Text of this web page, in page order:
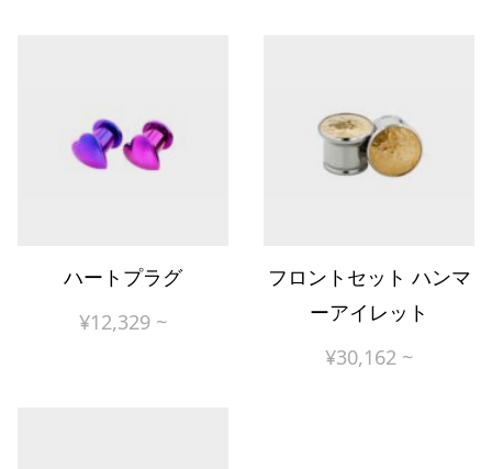
ハートプラグ
¥12,329 ~
フロントセット ハンマ
ーアイレット
¥30,162 ~